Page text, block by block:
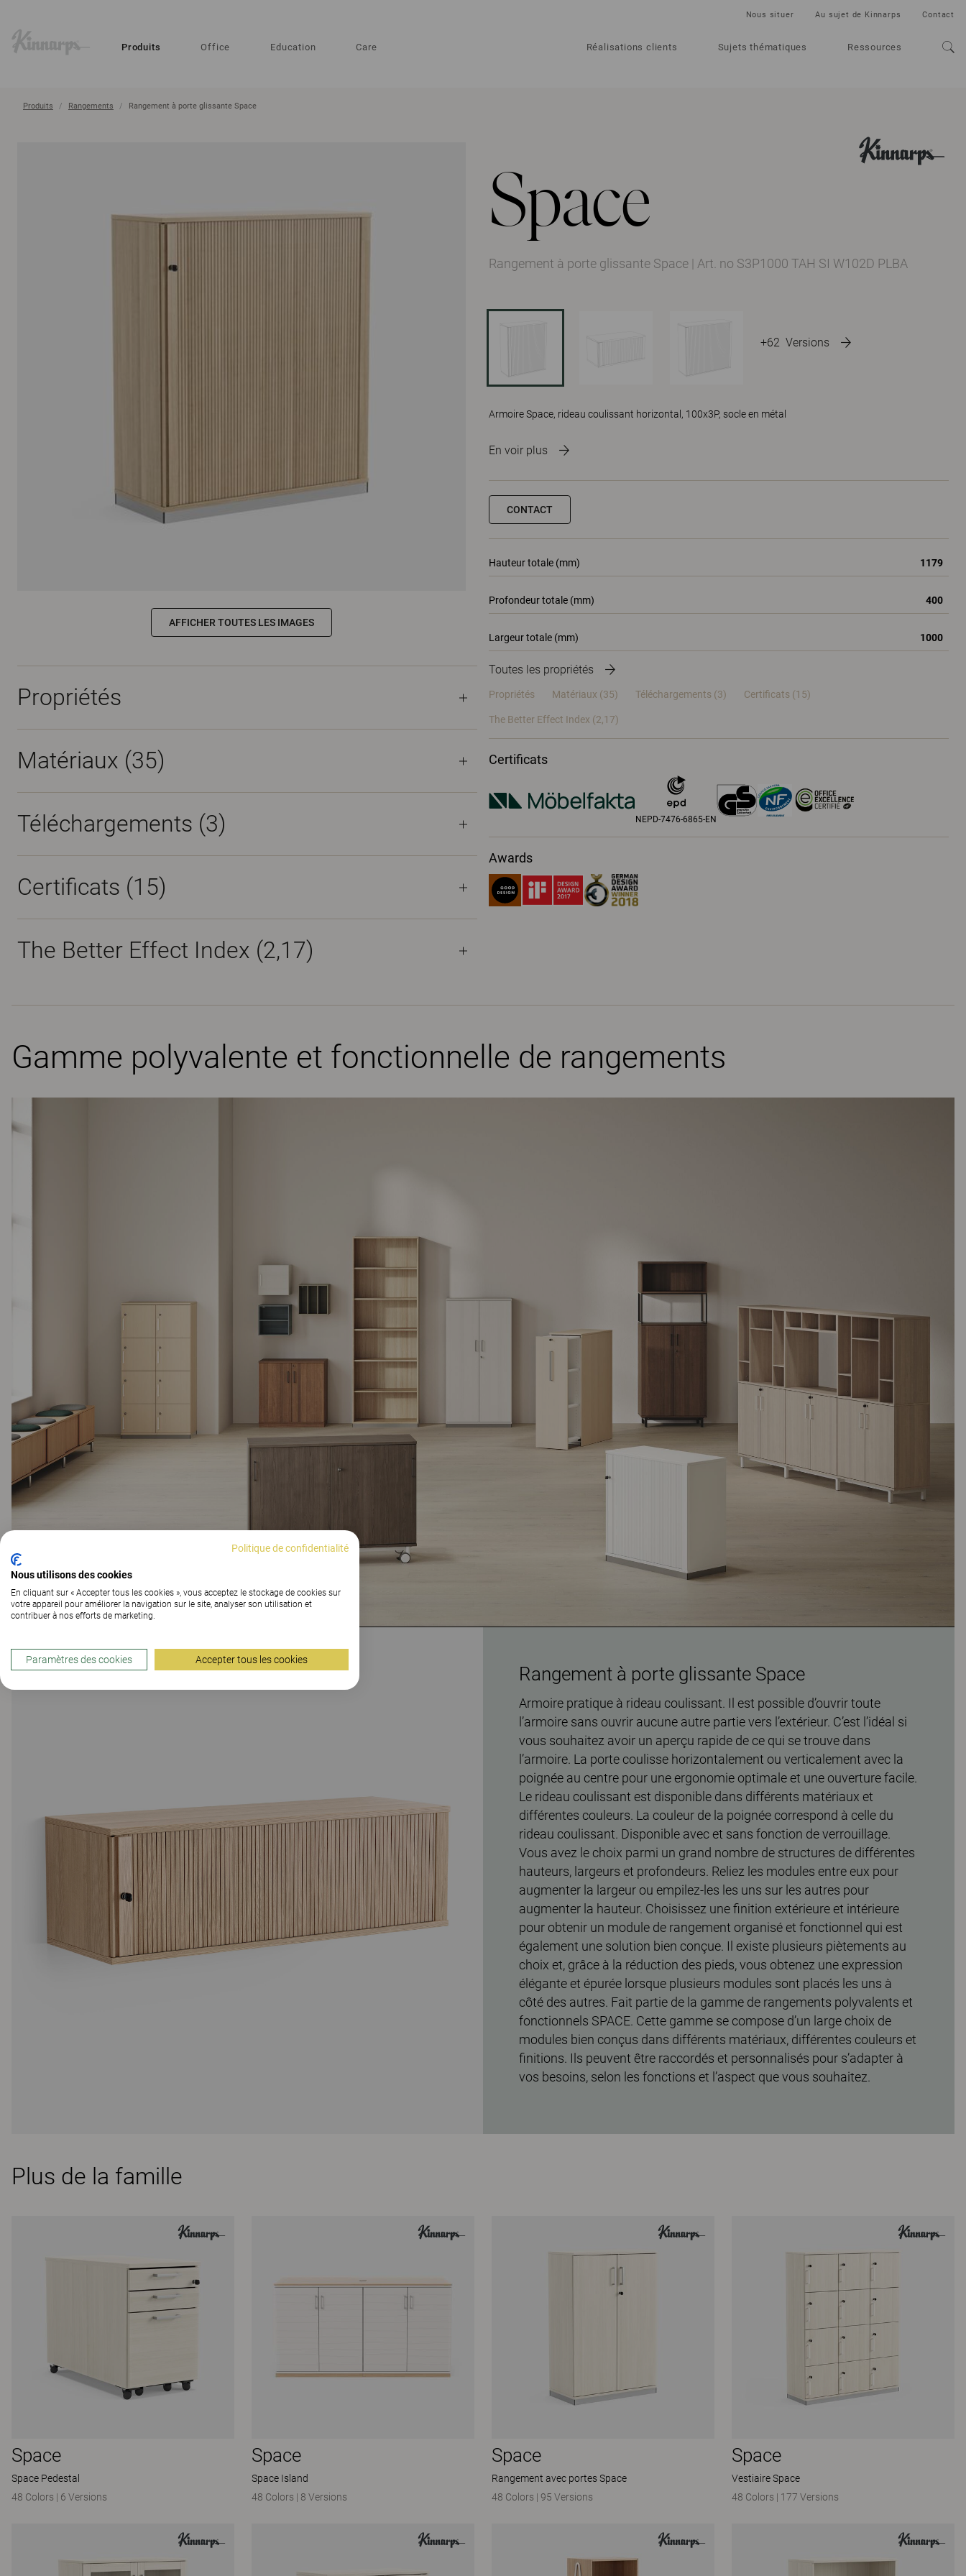
Produits Office Education Care Réalisations clients Sujets thématiques Ressources
Nous situer Au sujet de Kinnarps Contact
Produits Rangements Rangement à porte glissante Space
Space
+62 Versions
Rangement à porte glissante Space | Art. no S3P1000 TAH SI W102D PLBA
Armoire Space, rideau coulissant horizontal, 100x3P, socle en métal
En voir plus
CONTACT
Hauteur totale (mm) 1179
Profondeur totale (mm) 400
Largeur totale (mm) 1000
Toutes les propriétés
Propriétés Matériaux (35) Téléchargements (3) Certificats (15)
The Better Effect Index (2,17)
Certificats
NEPD-7476-6865-EN
Awards
AFFICHER TOUTES LES IMAGES
Propriétés
Matériaux (35)
Téléchargements (3)
Certificats (15)
The Better Effect Index (2,17)
Gamme polyvalente et fonctionnelle de rangements
Rangement à porte glissante Space
Armoire pratique à rideau coulissant. Il est possible d’ouvrir toute
l’armoire sans ouvrir aucune autre partie vers l’extérieur. C’est l’idéal si
vous souhaitez avoir un aperçu rapide de ce qui se trouve dans
l’armoire. La porte coulisse horizontalement ou verticalement avec la
poignée au centre pour une ergonomie optimale et une ouverture facile.
Le rideau coulissant est disponible dans différents matériaux et
différentes couleurs. La couleur de la poignée correspond à celle du
rideau coulissant. Disponible avec et sans fonction de verrouillage.
Vous avez le choix parmi un grand nombre de structures de différentes
hauteurs, largeurs et profondeurs. Reliez les modules entre eux pour
augmenter la largeur ou empilez-les les uns sur les autres pour
augmenter la hauteur. Choisissez une finition extérieure et intérieure
pour obtenir un module de rangement organisé et fonctionnel qui est
également une solution bien conçue. Il existe plusieurs piètements au
choix et, grâce à la réduction des pieds, vous obtenez une expression
élégante et épurée lorsque plusieurs modules sont placés les uns à
côté des autres. Fait partie de la gamme de rangements polyvalents et
fonctionnels SPACE. Cette gamme se compose d’un large choix de
modules bien conçus dans différents matériaux, différentes couleurs et
finitions. Ils peuvent être raccordés et personnalisés pour s’adapter à
vos besoins, selon les fonctions et l’aspect que vous souhaitez.
Plus de la famille
Space
Space Pedestal
48 Colors | 6 Versions
Space
Space Island
48 Colors | 8 Versions
Space
Rangement avec portes Space
48 Colors | 95 Versions
Space
Vestiaire Space
48 Colors | 177 Versions
Politique de confidentialité
Nous utilisons des cookies
En cliquant sur « Accepter tous les cookies », vous acceptez le stockage de cookies sur
votre appareil pour améliorer la navigation sur le site, analyser son utilisation et
contribuer à nos efforts de marketing.
Paramètres des cookies Accepter tous les cookies